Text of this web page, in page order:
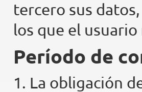
tercero sus
los que el
Período de
1. La obligación